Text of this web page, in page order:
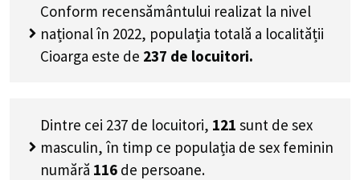
Conform recensământului realizat la nivel
național în 2022, populația totală a localității
Cioarga este de 237 de locuitori.
Dintre cei 237 de locuitori, 121 sunt de sex
masculin, în timp ce populația de sex feminin
numără 116 de persoane.